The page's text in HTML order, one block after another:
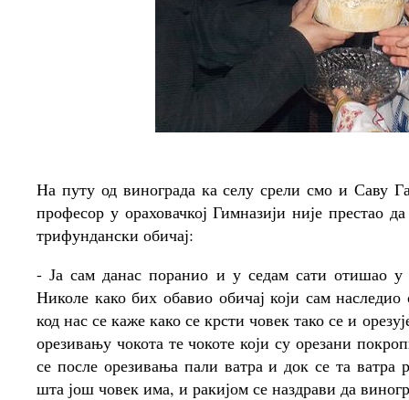
На путу од винограда ка селу срели смо и Саву
професор у ораховачкој Гимназији није престао
трифундански обичај:
- Ја сам данас поранио и у седам сати отишао у
Николе како бих обавио обичај који сам
код нас се каже како се крсти човек тако се и
орезивању чокота те чокоте који су орезани
се после орезивања пали ватра и док се та ватра
шта још човек има, и ракијом се наздрави да